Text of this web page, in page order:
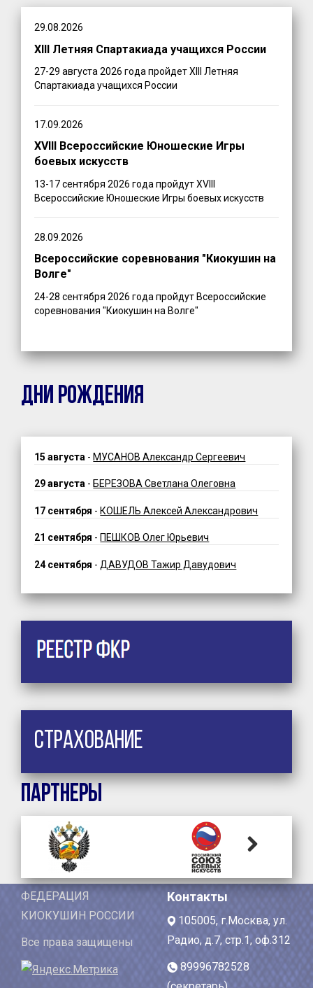
29.08.2026
XIII Летняя Спартакиада учащихся России
27-29 августа 2026 года пройдет XIII Летняя
Спартакиада учащихся России
17.09.2026
XVIII Всероссийские Юношеские Игры
боевых искусств
13-17 сентября 2026 года пройдут XVIII
Всероссийские Юношеские Игры боевых искусств
28.09.2026
Всероссийские соревнования "Киокушин на
Волге"
24-28 сентября 2026 года пройдут Всероссийские
соревнования "Киокушин на Волге"
ДНИ РОЖДЕНИЯ
15 августа - МУСАНОВ Александр Сергеевич
29 августа - БЕРЕЗОВА Светлана Олеговна
17 сентября - КОШЕЛЬ Алексей Александрович
21 сентября - ПЕШКОВ Олег Юрьевич
24 сентября - ДАВУДОВ Тажир Давудович
Страхование
Партнеры
ФЕДЕРАЦИЯ
КИОКУШИН РОССИИ
Все права защищены
Контакты
105005, г.Москва, ул.
Радио, д.7, стр.1, оф.312
89996782528